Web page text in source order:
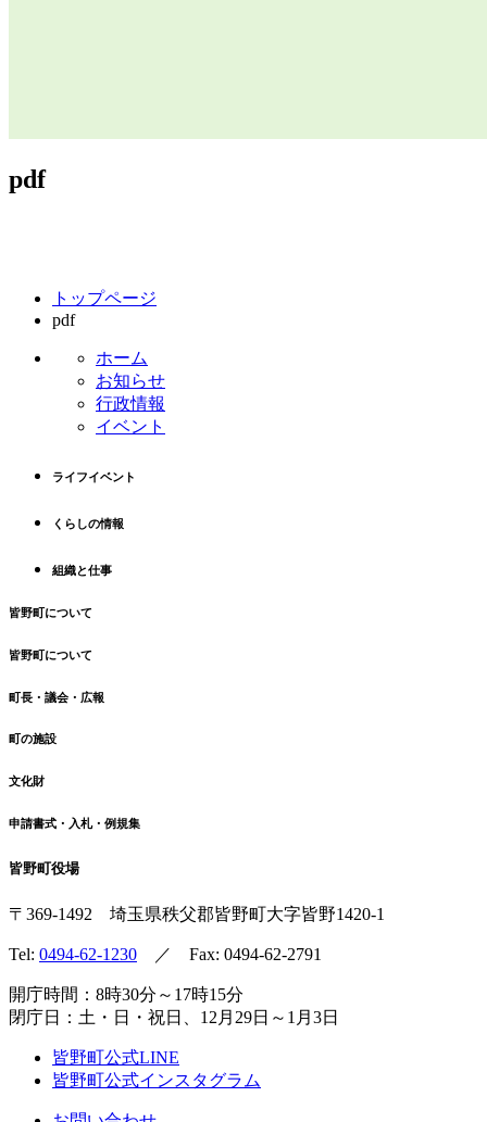
pdf
トップページ
pdf
ホーム
お知らせ
行政情報
イベント
ライフイベント
くらしの情報
組織と仕事
皆野町について
皆野町について
町長・議会・広報
町の施設
文化財
申請書式・入札・例規集
皆野町役場
〒369-1492 埼玉県秩父郡皆野町大字皆野1420-1
Tel: 0494-62-1230 ／ Fax: 0494-62-2791
開庁時間：8時30分～17時15分
閉庁日：土・日・祝日、12月29日～1月3日
皆野町公式LINE
皆野町公式インスタグラム